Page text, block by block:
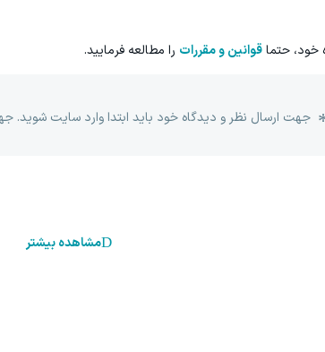
خود، حتماقوانین و مقررات را مطالعه فرمایید.
جهت ارسال نظر و دیدگاه خود باید ابتدا وارد سایت شوید.
مشاهده بیشتر